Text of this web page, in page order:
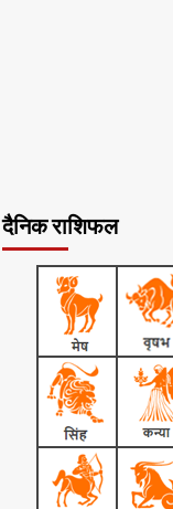
दैनिक राशिफल